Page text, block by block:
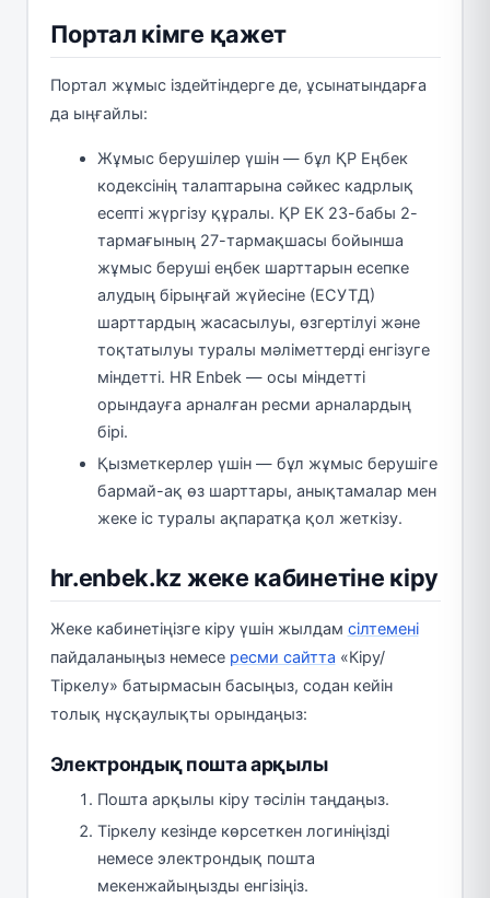
Портал кімге қажет
Портал жұмыс іздейтіндерге де, ұсынатындарға
да ыңғайлы:
Жұмыс берушілер үшін — бұл ҚР Еңбек
кодексінің талаптарына сәйкес кадрлық
есепті жүргізу құралы. ҚР ЕК 23-бабы 2-
тармағының 27-тармақшасы бойынша
жұмыс беруші еңбек шарттарын есепке
алудың бірыңғай жүйесіне (ЕСУТД)
шарттардың жасасылуы, өзгертілуі және
тоқтатылуы туралы мәліметтерді енгізуге
міндетті. HR Enbek — осы міндетті
орындауға арналған ресми арналардың
бірі.
Қызметкерлер үшін — бұл жұмыс берушіге
бармай-ақ өз шарттары, анықтамалар мен
жеке іс туралы ақпаратқа қол жеткізу.
hr.enbek.kz жеке кабинетіне кіру
Жеке кабинетіңізге кіру үшін жылдам сілтемені
пайдаланыңыз немесе ресми сайтта «Кіру/
Тіркелу» батырмасын басыңыз, содан кейін
толық нұсқаулықты орындаңыз:
Электрондық пошта арқылы
Пошта арқылы кіру тәсілін таңдаңыз.
Тіркелу кезінде көрсеткен логиніңізді
немесе электрондық пошта
мекенжайыңызды енгізіңіз.